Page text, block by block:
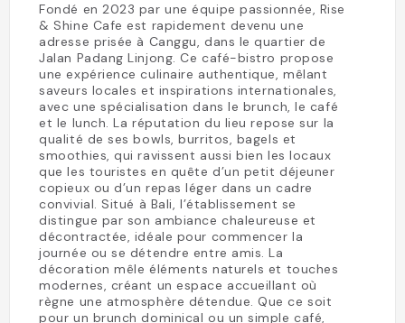
Fondé en 2023 par une équipe passionnée, Rise
& Shine Cafe est rapidement devenu une
adresse prisée à Canggu, dans le quartier de
Jalan Padang Linjong. Ce café-bistro propose
une expérience culinaire authentique, mêlant
saveurs locales et inspirations internationales,
avec une spécialisation dans le brunch, le café
et le lunch. La réputation du lieu repose sur la
qualité de ses bowls, burritos, bagels et
smoothies, qui ravissent aussi bien les locaux
que les touristes en quête d’un petit déjeuner
copieux ou d’un repas léger dans un cadre
convivial. Situé à Bali, l’établissement se
distingue par son ambiance chaleureuse et
décontractée, idéale pour commencer la
journée ou se détendre entre amis. La
décoration mêle éléments naturels et touches
modernes, créant un espace accueillant où
règne une atmosphère détendue. Que ce soit
pour un brunch dominical ou un simple café,